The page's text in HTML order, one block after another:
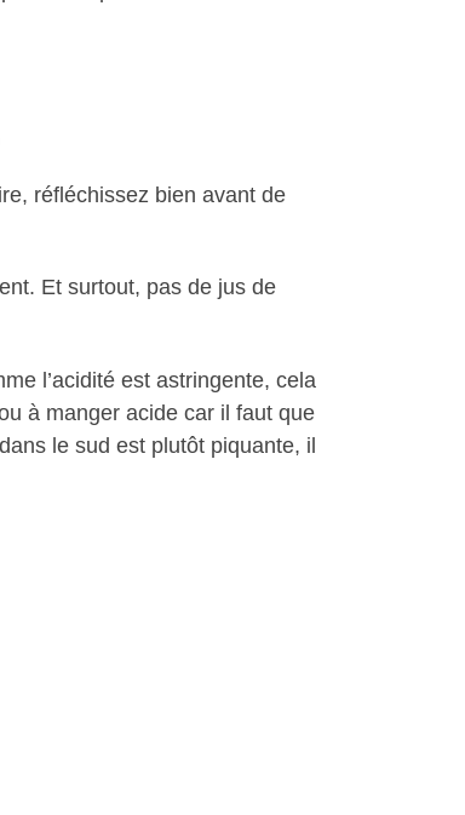
réfléchissez bien avant de
Et surtout, pas de jus de
l’acidité est astringente, cela
à manger acide car il faut que
le sud est plutôt piquante, il